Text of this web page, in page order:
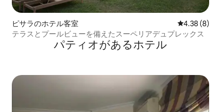
ピサラのホテル客室 レビュー8
4.38 (8)
テラスとプールビューを備えたスーペリアデュプレックス
パティオがあるホ⁠テ⁠ル